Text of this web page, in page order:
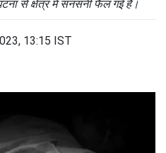
से क्षेत्र में सनसनी फैल गई है।
13:15 IST